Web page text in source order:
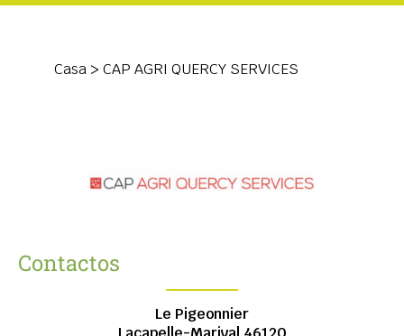
Casa > CAP AGRI QUERCY SERVICES
Contactos
Le Pigeonnier